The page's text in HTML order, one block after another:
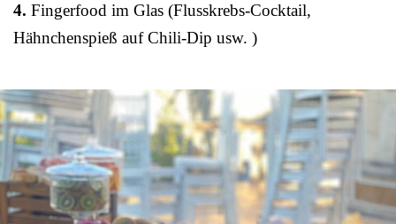
4. Fingerfood im Glas (Flusskrebs-Cocktail,
Hähnchenspieß auf Chili-Dip usw. )